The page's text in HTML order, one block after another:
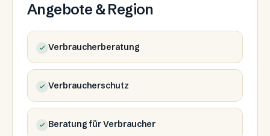
Angebote & Region
Verbraucherberatung
Verbraucherschutz
Beratung für Verbraucher